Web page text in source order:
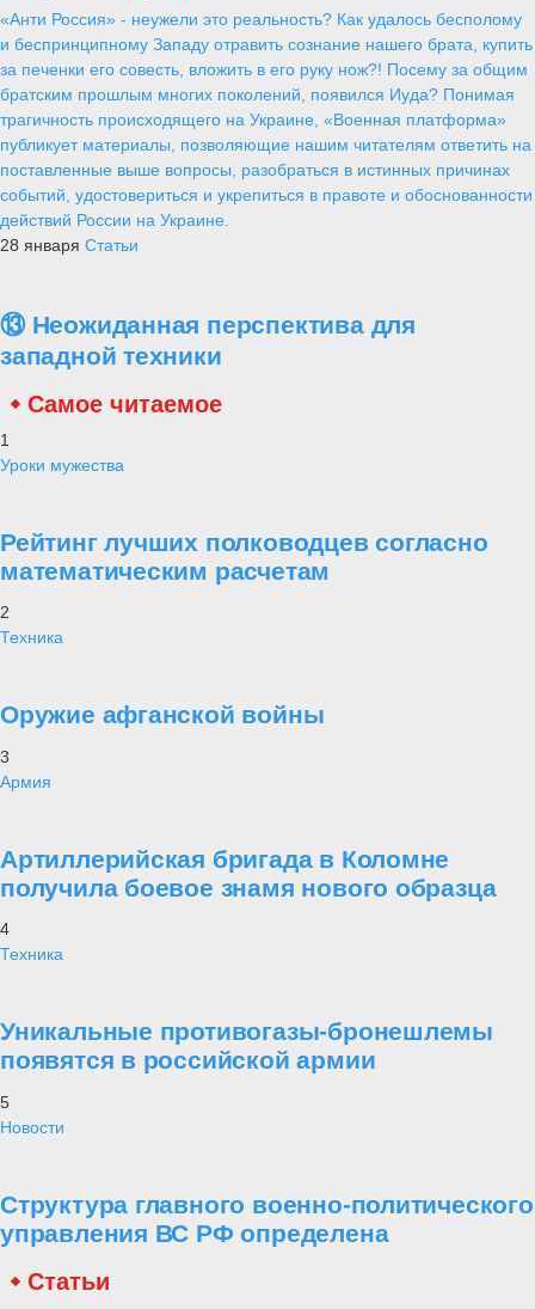
«Анти Россия» - неужели это реальность? Как удалось бесполому
и беспринципному Западу отравить сознание нашего брата, купить
за печенки его совесть, вложить в его руку нож?! Посему за общим
братским прошлым многих поколений, появился Иуда? Понимая
трагичность происходящего на Украине, «Военная платформа»
публикует материалы, позволяющие нашим читателям ответить на
поставленные выше вопросы, разобраться в истинных причинах
событий, удостовериться и укрепиться в правоте и обоснованности
действий России на Украине.
28 января Статьи
⑬ Неожиданная перспектива для
западной техники
Самое читаемое
1
Уроки мужества
Рейтинг лучших полководцев согласно
математическим расчетам
2
Техника
Оружие афганской войны
3
Армия
Артиллерийская бригада в Коломне
получила боевое знамя нового образца
4
Техника
Уникальные противогазы-бронешлемы
появятся в российской армии
5
Новости
Структура главного военно-политического
управления ВС РФ определена
Статьи